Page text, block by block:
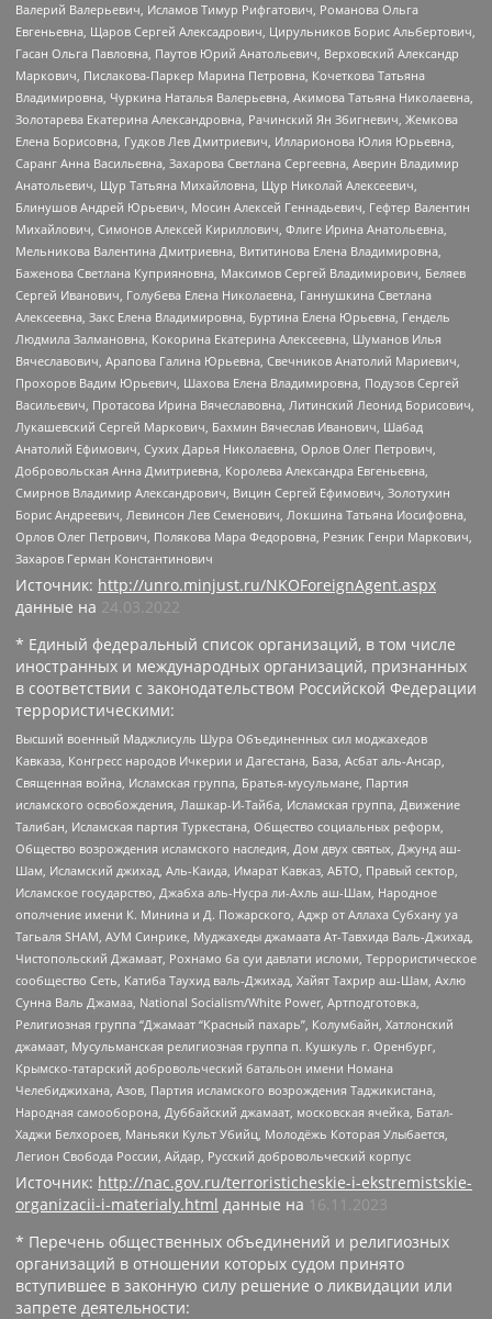
Валерий Валерьевич, Исламов Тимур Рифгатович, Романова Ольга
Евгеньевна, Щаров Сергей Алексадрович, Цирульников Борис Альбертович,
Гасан Ольга Павловна, Паутов Юрий Анатольевич, Верховский Александр
Маркович, Пислакова-Паркер Марина Петровна, Кочеткова Татьяна
Владимировна, Чуркина Наталья Валерьевна, Акимова Татьяна Николаевна,
Золотарева Екатерина Александровна, Рачинский Ян Збигневич, Жемкова
Елена Борисовна, Гудков Лев Дмитриевич, Илларионова Юлия Юрьевна,
Саранг Анна Васильевна, Захарова Светлана Сергеевна, Аверин Владимир
Анатольевич, Щур Татьяна Михайловна, Щур Николай Алексеевич,
Блинушов Андрей Юрьевич, Мосин Алексей Геннадьевич, Гефтер Валентин
Михайлович, Симонов Алексей Кириллович, Флиге Ирина Анатольевна,
Мельникова Валентина Дмитриевна, Вититинова Елена Владимировна,
Баженова Светлана Куприяновна, Максимов Сергей Владимирович, Беляев
Сергей Иванович, Голубева Елена Николаевна, Ганнушкина Светлана
Алексеевна, Закс Елена Владимировна, Буртина Елена Юрьевна, Гендель
Людмила Залмановна, Кокорина Екатерина Алексеевна, Шуманов Илья
Вячеславович, Арапова Галина Юрьевна, Свечников Анатолий Мариевич,
Прохоров Вадим Юрьевич, Шахова Елена Владимировна, Подузов Сергей
Васильевич, Протасова Ирина Вячеславовна, Литинский Леонид Борисович,
Лукашевский Сергей Маркович, Бахмин Вячеслав Иванович, Шабад
Анатолий Ефимович, Сухих Дарья Николаевна, Орлов Олег Петрович,
Добровольская Анна Дмитриевна, Королева Александра Евгеньевна,
Смирнов Владимир Александрович, Вицин Сергей Ефимович, Золотухин
Борис Андреевич, Левинсон Лев Семенович, Локшина Татьяна Иосифовна,
Орлов Олег Петрович, Полякова Мара Федоровна, Резник Генри Маркович,
Захаров Герман Константинович
Источник: http://unro.minjust.ru/NKOForeignAgent.aspx
данные на 24.03.2022
* Единый федеральный список организаций, в том числе
иностранных и международных организаций, признанных
в соответствии с законодательством Российской Федерации
террористическими:
Высший военный Маджлисуль Шура Объединенных сил моджахедов
Кавказа, Конгресс народов Ичкерии и Дагестана, База, Асбат аль-Ансар,
Священная война, Исламская группа, Братья-мусульмане, Партия
исламского освобождения, Лашкар-И-Тайба, Исламская группа, Движение
Талибан, Исламская партия Туркестана, Общество социальных реформ,
Общество возрождения исламского наследия, Дом двух святых, Джунд аш-
Шам, Исламский джихад, Аль-Каида, Имарат Кавказ, АБТО, Правый сектор,
Исламское государство, Джабха аль-Нусра ли-Ахль аш-Шам, Народное
ополчение имени К. Минина и Д. Пожарского, Аджр от Аллаха Субхану уа
Тагьаля SHAM, АУМ Синрике, Муджахеды джамаата Ат-Тавхида Валь-Джихад,
Чистопольский Джамаат, Рохнамо ба суи давлати исломи, Террористическое
сообщество Сеть, Катиба Таухид валь-Джихад, Хайят Тахрир аш-Шам, Ахлю
Сунна Валь Джамаа, National Socialism/White Power, Артподготовка,
Религиозная группа “Джамаат “Красный пахарь”, Колумбайн, Хатлонский
джамаат, Мусульманская религиозная группа п. Кушкуль г. Оренбург,
Крымско-татарский добровольческий батальон имени Номана
Челебиджихана, Азов, Партия исламского возрождения Таджикистана,
Народная самооборона, Дуббайский джамаат, московская ячейка, Батал-
Хаджи Белхороев, Маньяки Культ Убийц, Молодёжь Которая Улыбается,
Легион Свобода России, Айдар, Русский добровольческий корпус
Источник: http://nac.gov.ru/terroristicheskie-i-ekstremistskie-
organizacii-i-materialy.html данные на
16.11.2023
* Перечень общественных объединений и религиозных
организаций в отношении которых судом принято
вступившее в законную силу решение о ликвидации или
запрете деятельности: